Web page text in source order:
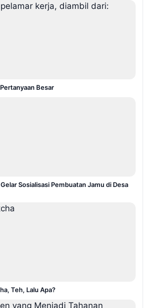
Besar
Sosialisasi Pembuatan Jamu di Desa
Teh, Lalu Apa?